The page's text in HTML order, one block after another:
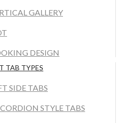
GALLERY
DESIGN
TAB TYPES
SIDE TABS
STYLE TABS